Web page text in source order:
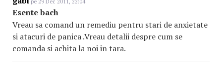
Esente bach
Vreau sa comand un remediu pentru stari de anxietate
si atacuri de panica .Vreau detalii despre cum se
comanda si achita la noi in tara.